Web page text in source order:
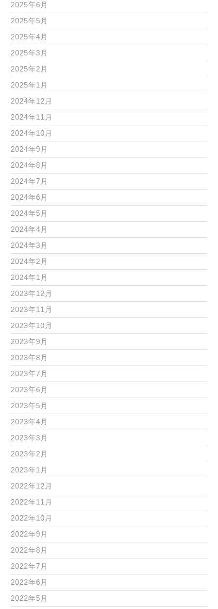
2025年6月
2025年5月
2025年4月
2025年3月
2025年2月
2025年1月
2024年12月
2024年11月
2024年10月
2024年9月
2024年8月
2024年7月
2024年6月
2024年5月
2024年4月
2024年3月
2024年2月
2024年1月
2023年12月
2023年11月
2023年10月
2023年9月
2023年8月
2023年7月
2023年6月
2023年5月
2023年4月
2023年3月
2023年2月
2023年1月
2022年12月
2022年11月
2022年10月
2022年9月
2022年8月
2022年7月
2022年6月
2022年5月